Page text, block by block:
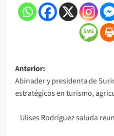
Anterior:
Abinader y presidenta de
estratégicos en turismo,
Ulises Rodríguez saluda